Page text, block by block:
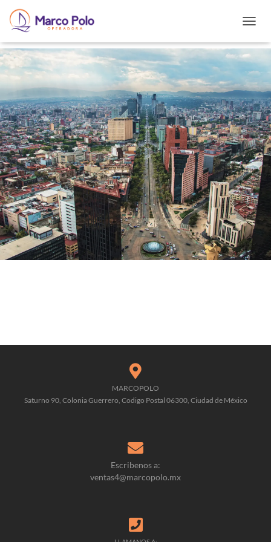
O
G
G
E
N
A
V
I
G
A
T
I
O
N
MARCOPOLO
Saturno 90, Colonia Guerrero, Codigo Postal 06300, Ciudad de México
Escribenos a:
ventas4@marcopolo.mx